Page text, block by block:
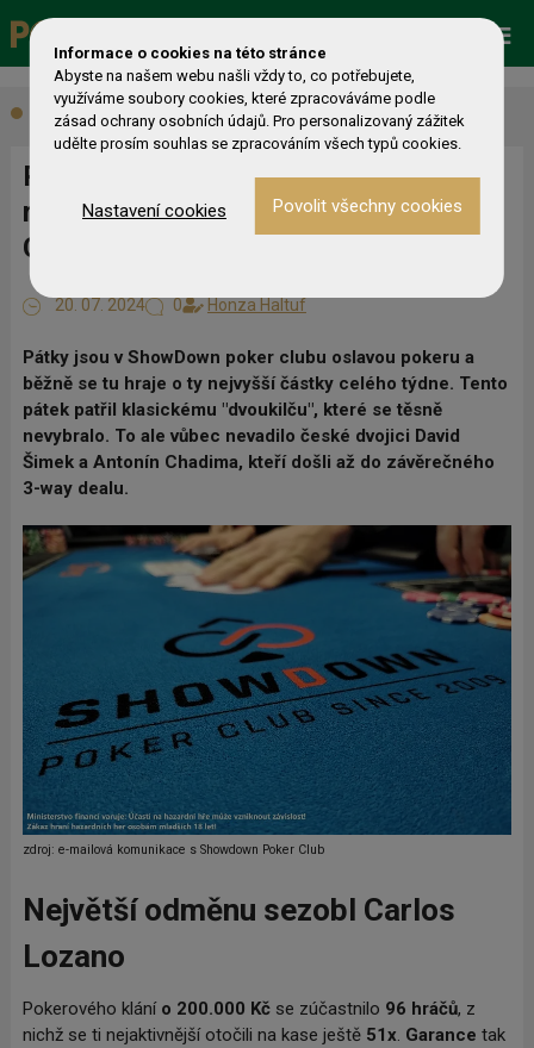
Aktuálně
Páteční dvoukilčo v Showdownu si
rozebrali David Šimek a Antonín
Chadima
20. 07. 2024 0 Honza Haltuf
Pátky jsou v ShowDown poker clubu oslavou pokeru a
běžně se tu hraje o ty nejvyšší částky celého týdne. Tento
pátek patřil klasickému "dvoukilču", které se těsně
nevybralo. To ale vůbec nevadilo české dvojici David
Šimek a Antonín Chadima, kteří došli až do závěrečného
3-way dealu.
zdroj: e-mailová komunikace s Showdown Poker Club
Největší odměnu sezobl Carlos
Lozano
Pokerového klání o 200.000 Kč se zúčastnilo 96 hráčů, z
nichž se ti nejaktivnější otočili na kase ještě 51x. Garance tak
Informace o cookies na této stránce
Abyste na našem webu našli vždy to, co potřebujete,
využíváme soubory cookies, které zpracováváme podle
zásad ochrany osobních údajů. Pro personalizovaný zážitek
udělte prosím souhlas se zpracováním všech typů cookies.
Nastavení cookies